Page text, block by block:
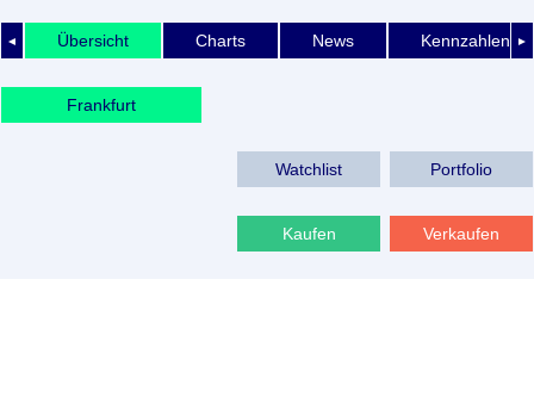
◄ ►
Übersicht Charts News Kennzahlen
Frankfurt
Watchlist Portfolio
Kaufen Verkaufen